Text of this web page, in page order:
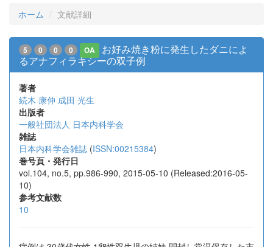
ホーム 文献詳細
5 0 0 0 OA
お好み焼き粉に発生したダニによ
るアナフィラキシーの双子例
著者
続木 康伸 成田 光生
出版者
一般社団法人 日本内科学会
雑誌
日本内科学会雑誌 (ISSN:00215384)
巻号頁・発行日
vol.104, no.5, pp.986-990, 2015-05-10 (Released:2016-05-
10)
参考文献数
10